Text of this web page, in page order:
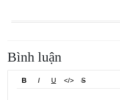
Bình luận
B I U </> S